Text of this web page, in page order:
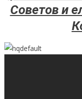
Советов и